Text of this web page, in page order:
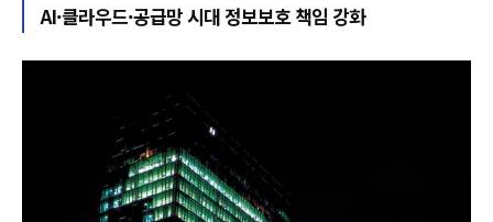
AI·클라우드·공급망 시대 정보보호 책임 강화